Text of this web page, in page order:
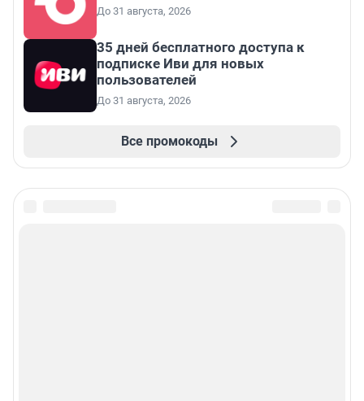
До 31 августа, 2026
35 дней бесплатного доступа к
подписке Иви для новых
пользователей
До 31 августа, 2026
Все промокоды